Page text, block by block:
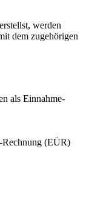
werden
dem zugehörigen
als Einnahme-
Rechnung (EÜR)